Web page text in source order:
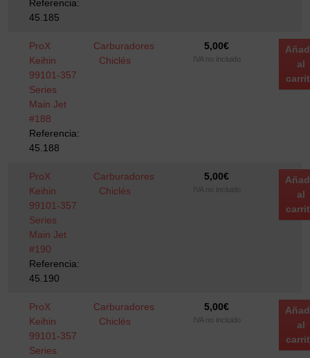
Referencia:
45.185
ProX
Keihin
99101-357
Series
Main Jet
#188
Referencia:
45.188
Carburadores
Chiclés
5,00€
IVA no incluido
al
ProX
Keihin
99101-357
Series
Main Jet
#190
Referencia:
45.190
Carburadores
Chiclés
5,00€
IVA no incluido
al
ProX
Keihin
99101-357
Series
Carburadores
Chiclés
5,00€
IVA no incluido
al